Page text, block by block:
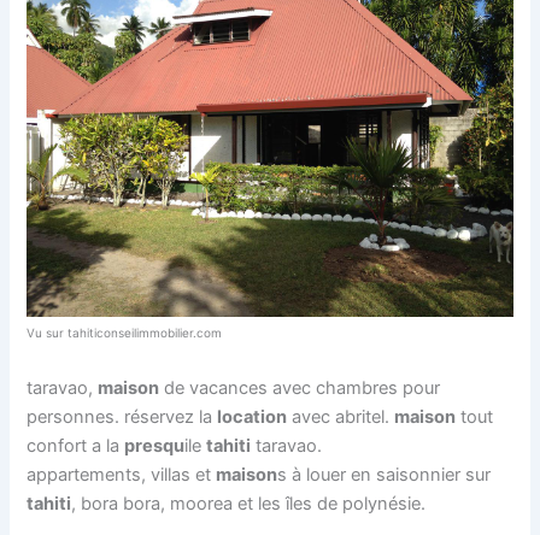
Vu sur tahiticonseilimmobilier.com
taravao, maison de vacances avec chambres pour
personnes. réservez la location avec abritel. maison tout
confort a la presquiletahiti taravao.
appartements, villas et maisons à louer en saisonnier sur
tahiti, bora bora, moorea et les îles de polynésie.